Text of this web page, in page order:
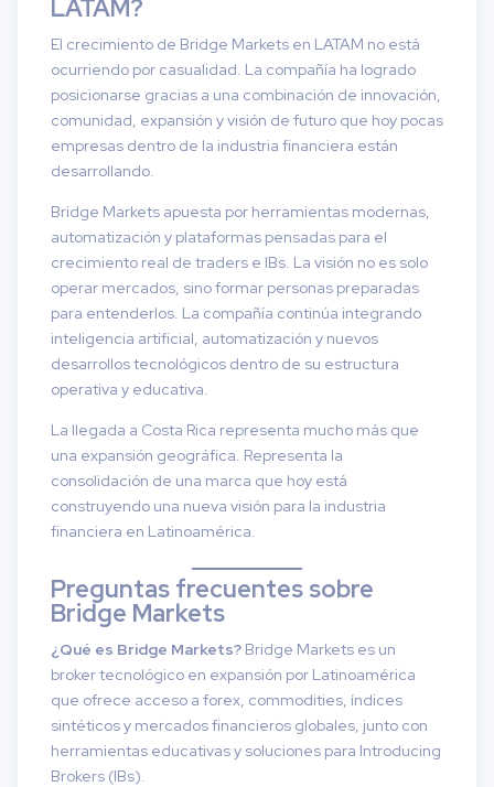
LATAM?
El crecimiento de Bridge Markets en LATAM no está
ocurriendo por casualidad. La compañía ha logrado
posicionarse gracias a una combinación de innovación,
comunidad, expansión y visión de futuro que hoy pocas
empresas dentro de la industria financiera están
desarrollando.
Bridge Markets apuesta por herramientas modernas,
automatización y plataformas pensadas para el
crecimiento real de traders e IBs. La visión no es solo
operar mercados, sino formar personas preparadas
para entenderlos. La compañía continúa integrando
inteligencia artificial, automatización y nuevos
desarrollos tecnológicos dentro de su estructura
operativa y educativa.
La llegada a Costa Rica representa mucho más que
una expansión geográfica. Representa la
consolidación de una marca que hoy está
construyendo una nueva visión para la industria
financiera en Latinoamérica.
Preguntas frecuentes sobre
Bridge Markets
¿Qué es Bridge Markets?Bridge Markets es un
broker tecnológico en expansión por Latinoamérica
que ofrece acceso a forex, commodities, índices
sintéticos y mercados financieros globales, junto con
herramientas educativas y soluciones para Introducing
Brokers (IBs).